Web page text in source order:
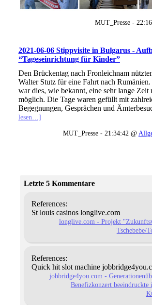
MUT_Presse -
2021-06-06 Stippvisite in Bulgarus -
“Tageseinrichtung für Kinder”
Den Brückentag nach Fronleichnam
Walter Stutz für eine Fahrt nach
war dies, wie bekannt, eine sehr lange Zeit
möglich. Die Tage waren gefüllt mit
Begegnungen, Gesprächen und
lesen…]
MUT_Presse - 21:34:42 @
Letzte 5 Kommentare
References:
St louis casinos longlive.com
longlive.com - Projekt
Tschebebe/
References:
Quick hit slot machine
jobbridge4you.com -
Benefizkonzert beeindruckte